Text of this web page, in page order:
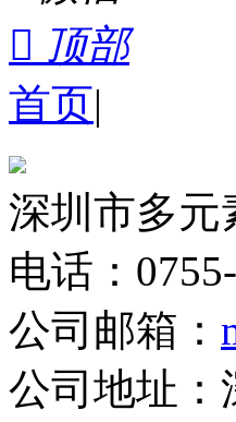
 顶部
首页|
深圳市多元
电话：
公司邮箱：
公司地址：